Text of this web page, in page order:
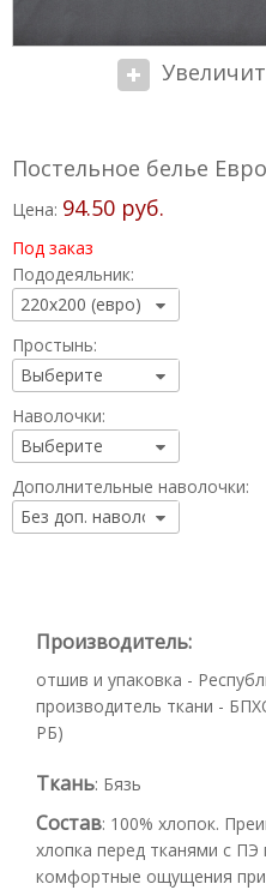
Постельное белье
Цена: 94.50 руб.
Под заказ
Пододеяльник:
Простынь:
Наволочки:
Дополнительные наволочки:
Производитель:
отшив и упаковка -
производитель ткани -
РБ)
Ткань: Бязь
Состав: 100% хлопок.
хлопка перед тканями с ПЭ
комфортные ощущения при